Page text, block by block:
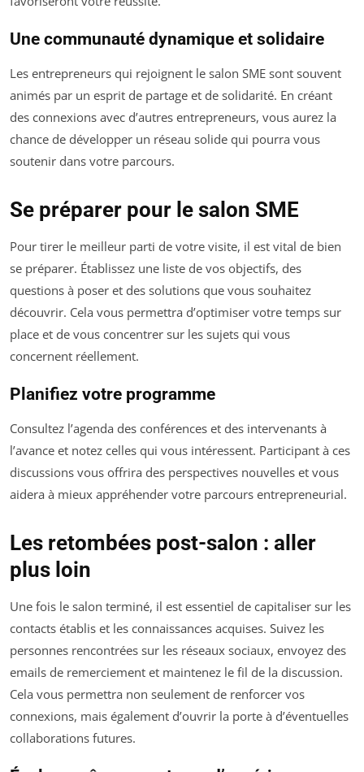
Une communauté dynamique et solidaire
Les entrepreneurs qui rejoignent le salon SME sont souvent
animés par un esprit de partage et de solidarité. En créant
des connexions avec d’autres entrepreneurs, vous aurez la
chance de développer un réseau solide qui pourra vous
soutenir dans votre parcours.
Se préparer pour le salon SME
Pour tirer le meilleur parti de votre visite, il est vital de bien
se préparer. Établissez une liste de vos objectifs, des
questions à poser et des solutions que vous souhaitez
découvrir. Cela vous permettra d’optimiser votre temps sur
place et de vous concentrer sur les sujets qui vous
concernent réellement.
Planifiez votre programme
Consultez l’agenda des conférences et des intervenants à
l’avance et notez celles qui vous intéressent. Participant à ces
discussions vous offrira des perspectives nouvelles et vous
aidera à mieux appréhender votre parcours entrepreneurial.
Les retombées post-salon : aller
plus loin
Une fois le salon terminé, il est essentiel de capitaliser sur les
contacts établis et les connaissances acquises. Suivez les
personnes rencontrées sur les réseaux sociaux, envoyez des
emails de remerciement et maintenez le fil de la discussion.
Cela vous permettra non seulement de renforcer vos
connexions, mais également d’ouvrir la porte à d’éventuelles
collaborations futures.